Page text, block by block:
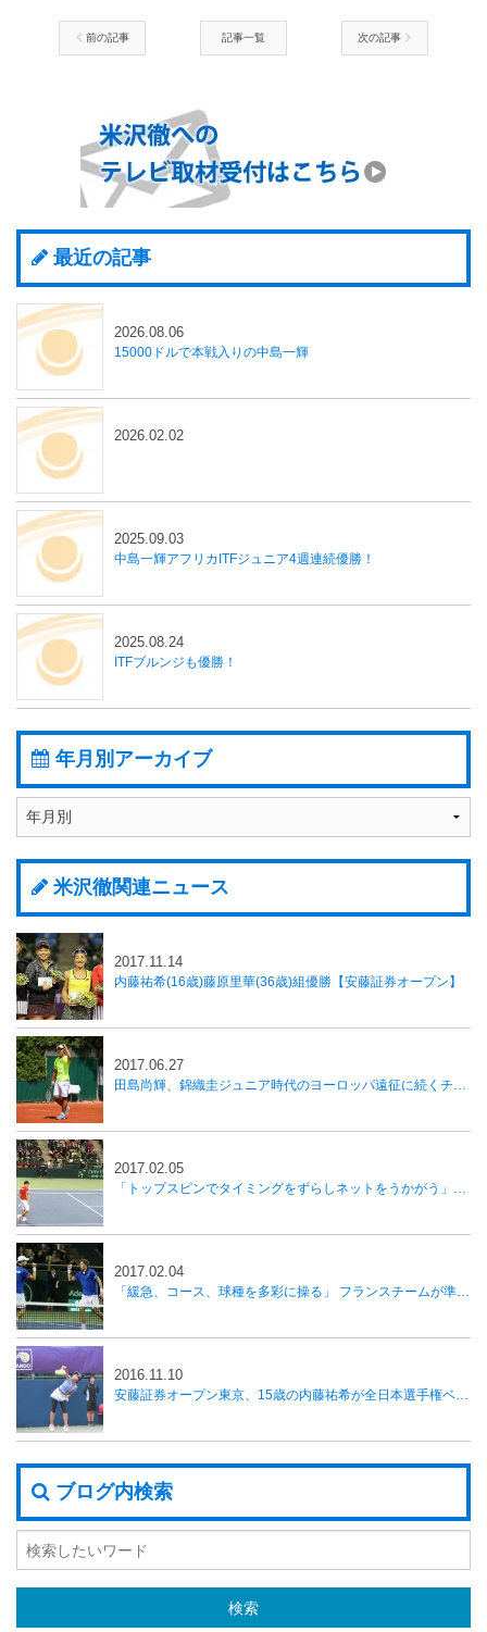
前の記事 記事一覧 次の記事
最近の記事
15000ドルで本戦入りの中島一輝
2026.08.06
2026.02.02
中島一輝アフリカITFジュニア4週連続優勝！
2025.09.03
ITFブルンジも優勝！
2025.08.24
年月別アーカイブ
米沢徹関連ニュース
内藤祐希(16歳)藤原里華(36歳)組優勝【安藤証券オープン】
2017.11.14
田島尚輝、錦織圭ジュニア時代のヨーロッパ遠征に続くチャレンジ
2017.06.27
「トップスピンでタイミングをずらしネットをうかがう」西岡リタイアも内山が勝利し日本が1勝、国別対抗戦デ杯
2017.02.05
「緩急、コース、球種を多彩に操る」 フランスチームが準々決勝進出、国別対抗戦デ杯
2017.02.04
安藤証券オープン東京、15歳の内藤祐希が全日本選手権ベスト8に勝利し初戦突破
2016.11.10
ブログ内検索